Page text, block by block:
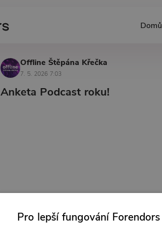
Domů
Offline Štěpána Křečka
7. 5. 2026 7:03
Anketa Podcast roku!
Pro lepší fungování Forendors